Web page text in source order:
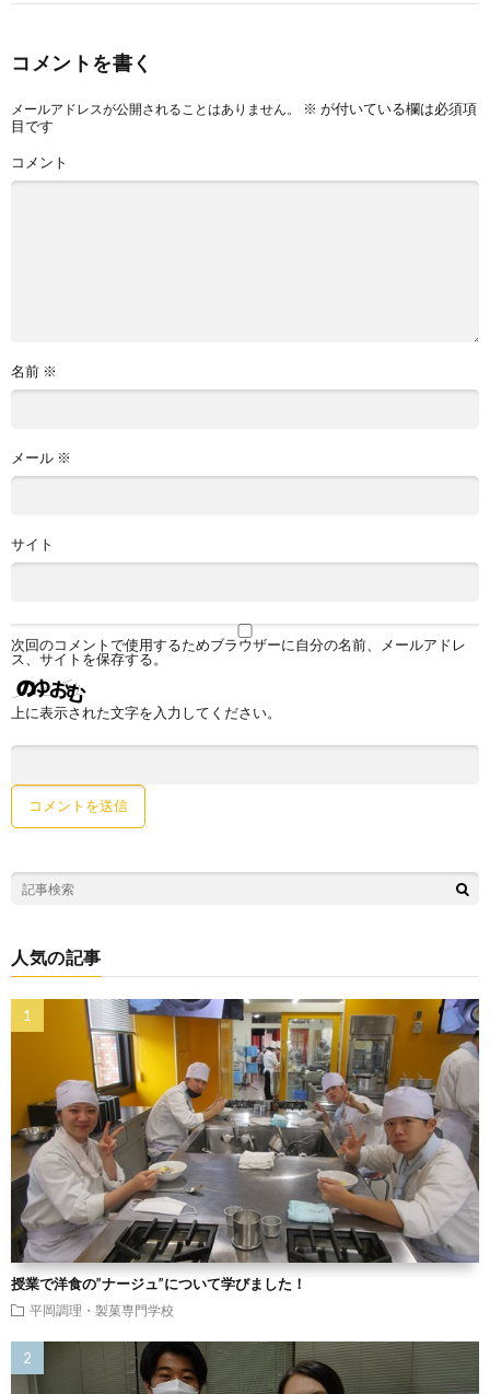
コメントを書く
メールアドレスが公開されることはありません。 ※ が付いている欄は必須項
目です
コメント
名前 ※
メール ※
サイト
次回のコメントで使用するためブラウザーに自分の名前、メールアドレ
ス、サイトを保存する。
上に表示された文字を入力してください。
人気の記事
授業で洋食の”ナージュ”について学びました！
平岡調理・製菓専門学校